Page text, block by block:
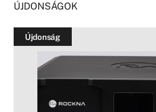
ÚJDONSÁGOK
Újdonság